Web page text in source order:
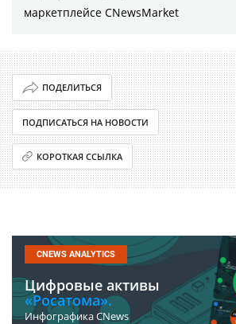
маркетплейсе CNewsMarket
ПОДЕЛИТЬСЯ
ПОДПИСАТЬСЯ НА НОВОСТИ
КОРОТКАЯ ССЫЛКА
CNEWS ANALYTICS
Цифровые активы
«Росатома».
Инфографика CNews